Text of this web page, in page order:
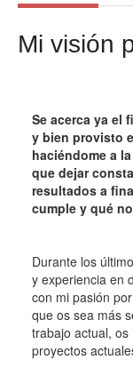
Mi visión
Se acerca ya el
y bien provisto
haciéndome a
que dejar
resultados a
cumple y qué
Durante los
y experiencia en
con mi pasión
que os sea más
trabajo actual,
proyectos